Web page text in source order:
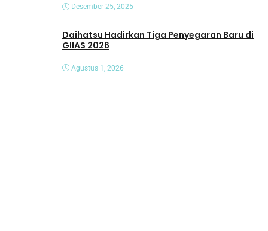
Desember 25, 2025
Daihatsu Hadirkan Tiga Penyegaran Baru di
GIIAS 2026
Agustus 1, 2026